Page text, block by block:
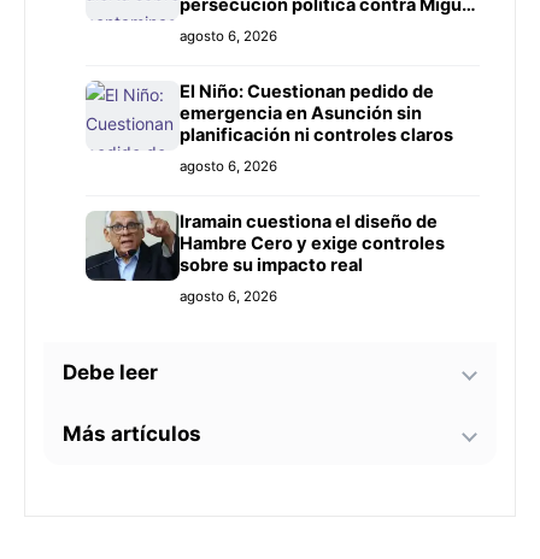
persecución política contra Miguel
Prieto
agosto 6, 2026
El Niño: Cuestionan pedido de
emergencia en Asunción sin
planificación ni controles claros
agosto 6, 2026
Iramain cuestiona el diseño de
Hambre Cero y exige controles
sobre su impacto real
agosto 6, 2026
Debe leer
Bomberos advierten sobre zonas
Más artículos